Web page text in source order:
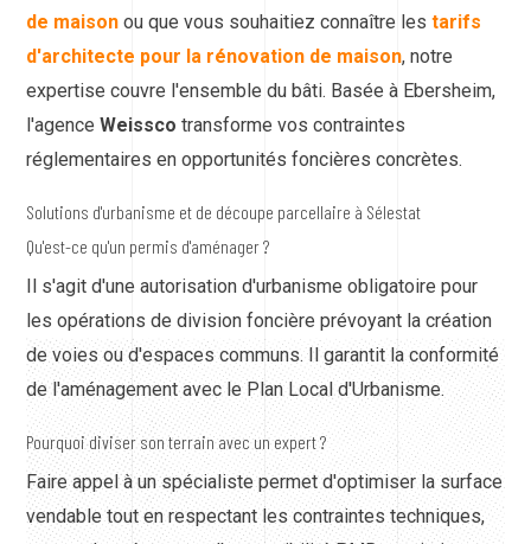
de maison ou que vous souhaitiez connaître lestarifs
d'architecte pour la rénovation de maison, notre
expertise couvre l'ensemble du bâti. Basée à Ebersheim,
l'agenceWeissco transforme vos contraintes
réglementaires en opportunités foncières concrètes.
Solutions d'urbanisme et de découpe parcellaire à Sélestat
Qu'est-ce qu'un permis d'aménager ?
Il s'agit d'une autorisation d'urbanisme obligatoire pour
les opérations de division foncière prévoyant la création
de voies ou d'espaces communs. Il garantit la conformité
de l'aménagement avec le Plan Local d'Urbanisme.
Pourquoi diviser son terrain avec un expert ?
Faire appel à un spécialiste permet d'optimiser la surface
vendable tout en respectant les contraintes techniques,